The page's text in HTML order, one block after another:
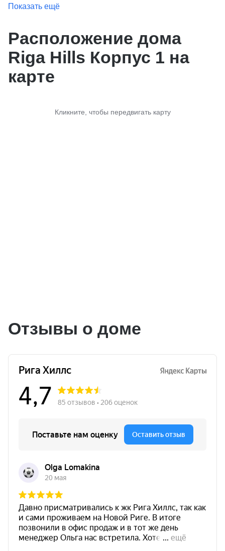
Показать ещё
Расположение дома
Riga Hills Корпус 1 на
карте
Кликните, чтобы передвигать карту
Отзывы о доме